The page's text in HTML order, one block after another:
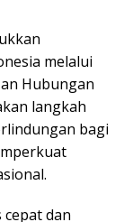
melalui
Hubungan
langkah
bagi
dan